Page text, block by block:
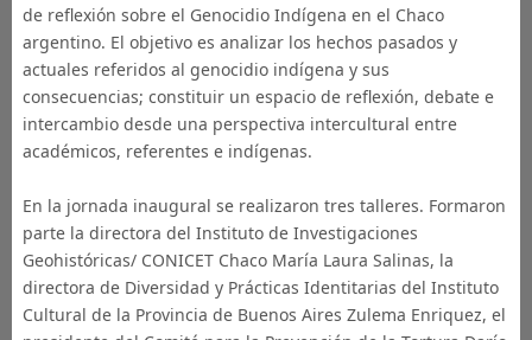
de reflexión sobre el Genocidio Indígena en el Chaco
argentino. El objetivo es analizar los hechos pasados y
actuales referidos al genocidio indígena y sus
consecuencias; constituir un espacio de reflexión, debate e
intercambio desde una perspectiva intercultural entre
académicos, referentes e indígenas.
En la jornada inaugural se realizaron tres talleres. Formaron
parte la directora del Instituto de Investigaciones
Geohistóricas/ CONICET Chaco María Laura Salinas, la
directora de Diversidad y Prácticas Identitarias del Instituto
Cultural de la Provincia de Buenos Aires Zulema Enriquez, el